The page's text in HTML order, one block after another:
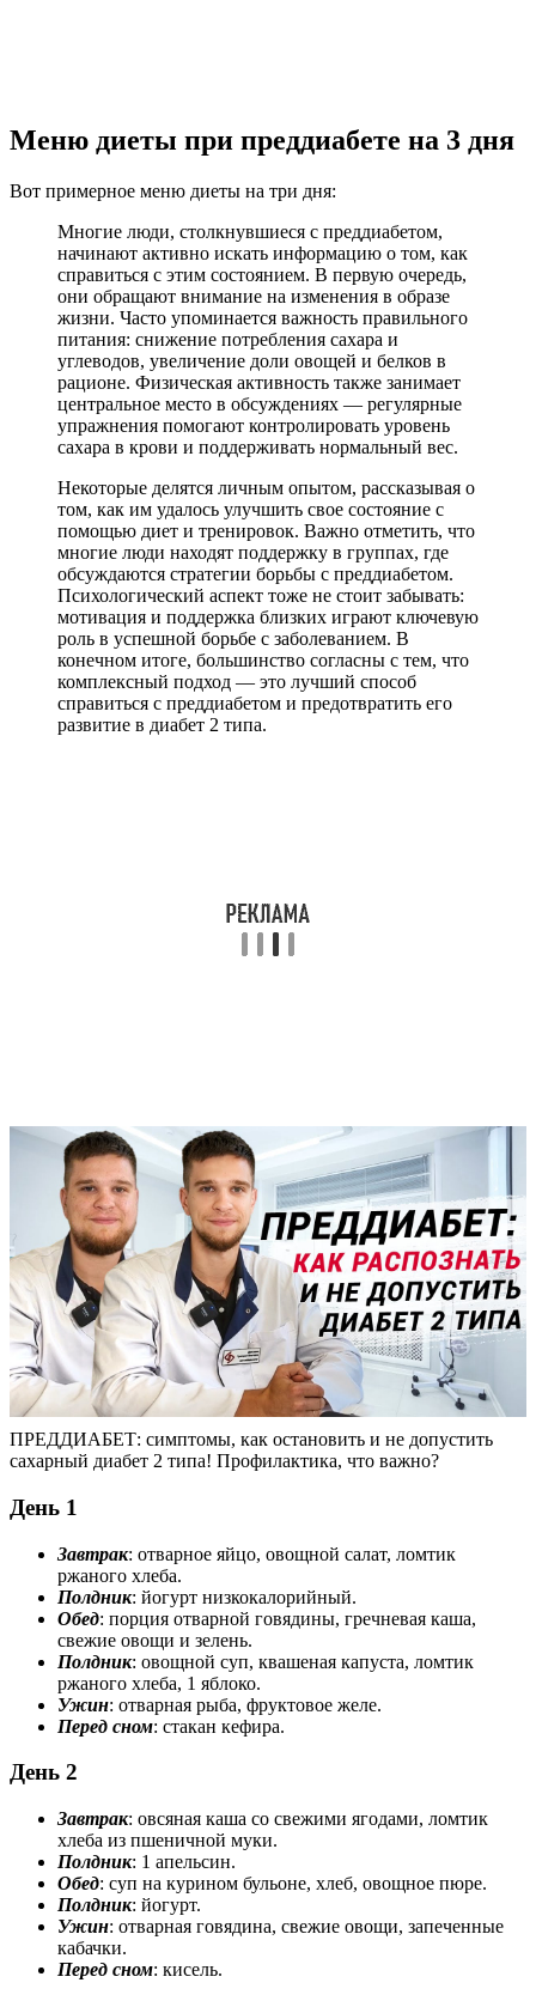
Меню диеты при преддиабете на 3 дня
Вот примерное меню диеты на три дня:
Многие люди, столкнувшиеся с преддиабетом,
начинают активно искать информацию о том, как
справиться с этим состоянием. В первую очередь,
они обращают внимание на изменения в образе
жизни. Часто упоминается важность правильного
питания: снижение потребления сахара и
углеводов, увеличение доли овощей и белков в
рационе. Физическая активность также занимает
центральное место в обсуждениях — регулярные
упражнения помогают контролировать уровень
сахара в крови и поддерживать нормальный вес.
Некоторые делятся личным опытом, рассказывая о
том, как им удалось улучшить свое состояние с
помощью диет и тренировок. Важно отметить, что
многие люди находят поддержку в группах, где
обсуждаются стратегии борьбы с преддиабетом.
Психологический аспект тоже не стоит забывать:
мотивация и поддержка близких играют ключевую
роль в успешной борьбе с заболеванием. В
конечном итоге, большинство согласны с тем, что
комплексный подход — это лучший способ
справиться с преддиабетом и предотвратить его
развитие в диабет 2 типа.
ПРЕДДИАБЕТ: симптомы, как остановить и не допустить
сахарный диабет 2 типа! Профилактика, что важно?
День 1
Завтрак: отварное яйцо, овощной салат, ломтик
ржаного хлеба.
Полдник: йогурт низкокалорийный.
Обед: порция отварной говядины, гречневая каша,
свежие овощи и зелень.
Полдник: овощной суп, квашеная капуста, ломтик
ржаного хлеба, 1 яблоко.
Ужин: отварная рыба, фруктовое желе.
Перед сном: стакан кефира.
День 2
Завтрак: овсяная каша со свежими ягодами, ломтик
хлеба из пшеничной муки.
Полдник: 1 апельсин.
Обед: суп на курином бульоне, хлеб, овощное пюре.
Полдник: йогурт.
Ужин: отварная говядина, свежие овощи, запеченные
кабачки.
Перед сном: кисель.